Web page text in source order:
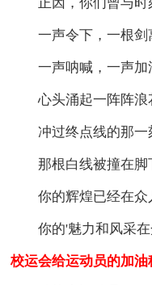
正因，你们曾与时
一声令下，一根剑
一声呐喊，一声加
心头涌起一阵阵浪
冲过终点线的那一
那根白线被撞在脚
你的辉煌已经在众
你的'魅力和风采在
校运会给运动员的加油